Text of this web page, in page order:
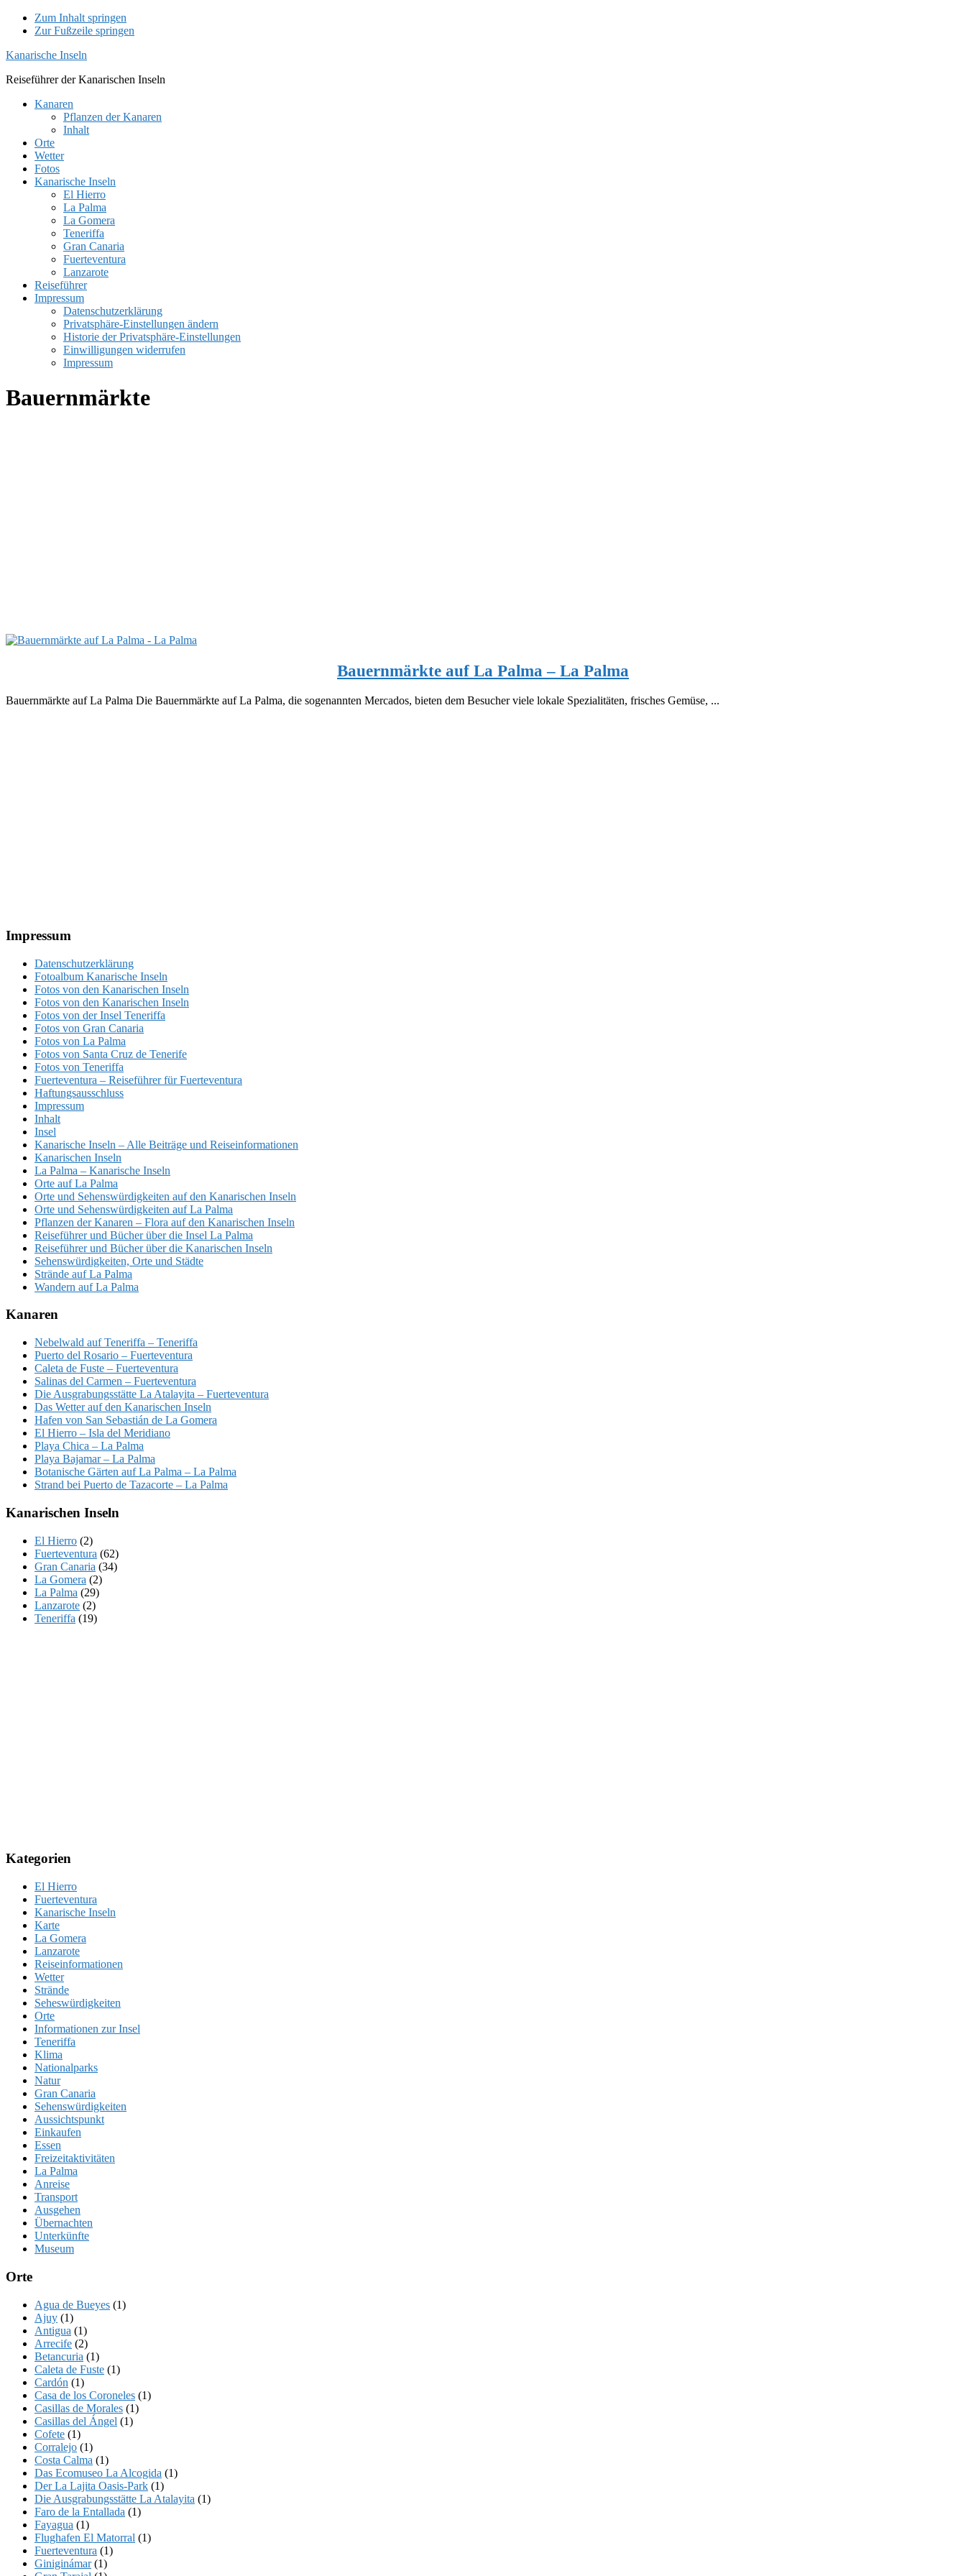
Zum Inhalt springen
Zur Fußzeile springen
Kanarische Inseln
Reiseführer der Kanarischen Inseln
Kanaren
Pflanzen der Kanaren
Inhalt
Orte
Wetter
Fotos
Kanarische Inseln
El Hierro
La Palma
La Gomera
Teneriffa
Gran Canaria
Fuerteventura
Lanzarote
Reiseführer
Impressum
Datenschutzerklärung
Privatsphäre-Einstellungen ändern
Historie der Privatsphäre-Einstellungen
Einwilligungen widerrufen
Impressum
Bauernmärkte
Bauernmärkte auf La Palma – La Palma
Bauernmärkte auf La Palma Die Bauernmärkte auf La Palma, die sogenannten Mercados, bieten dem Besucher viele lokale Spezialitäten, frisches Gemüse, ...
Footer
Impressum
Datenschutzerklärung
Fotoalbum Kanarische Inseln
Fotos von den Kanarischen Inseln
Fotos von den Kanarischen Inseln
Fotos von der Insel Teneriffa
Fotos von Gran Canaria
Fotos von La Palma
Fotos von Santa Cruz de Tenerife
Fotos von Teneriffa
Fuerteventura – Reiseführer für Fuerteventura
Haftungsausschluss
Impressum
Inhalt
Insel
Kanarische Inseln – Alle Beiträge und Reiseinformationen
Kanarischen Inseln
La Palma – Kanarische Inseln
Orte auf La Palma
Orte und Sehenswürdigkeiten auf den Kanarischen Inseln
Orte und Sehenswürdigkeiten auf La Palma
Pflanzen der Kanaren – Flora auf den Kanarischen Inseln
Reiseführer und Bücher über die Insel La Palma
Reiseführer und Bücher über die Kanarischen Inseln
Sehenswürdigkeiten, Orte und Städte
Strände auf La Palma
Wandern auf La Palma
Kanaren
Nebelwald auf Teneriffa – Teneriffa
Puerto del Rosario – Fuerteventura
Caleta de Fuste – Fuerteventura
Salinas del Carmen – Fuerteventura
Die Ausgrabungsstätte La Atalayita – Fuerteventura
Das Wetter auf den Kanarischen Inseln
Hafen von San Sebastián de La Gomera
El Hierro – Isla del Meridiano
Playa Chica – La Palma
Playa Bajamar – La Palma
Botanische Gärten auf La Palma – La Palma
Strand bei Puerto de Tazacorte – La Palma
Kanarischen Inseln
El Hierro (2)
Fuerteventura (62)
Gran Canaria (34)
La Gomera (2)
La Palma (29)
Lanzarote (2)
Teneriffa (19)
Kategorien
El Hierro
Fuerteventura
Kanarische Inseln
Karte
La Gomera
Lanzarote
Reiseinformationen
Wetter
Strände
Seheswürdigkeiten
Orte
Informationen zur Insel
Teneriffa
Klima
Nationalparks
Natur
Gran Canaria
Sehenswürdigkeiten
Aussichtspunkt
Einkaufen
Essen
Freizeitaktivitäten
La Palma
Anreise
Transport
Ausgehen
Übernachten
Unterkünfte
Museum
Orte
Agua de Bueyes (1)
Ajuy (1)
Antigua (1)
Arrecife (2)
Betancuria (1)
Caleta de Fuste (1)
Cardón (1)
Casa de los Coroneles (1)
Casillas de Morales (1)
Casillas del Ángel (1)
Cofete (1)
Corralejo (1)
Costa Calma (1)
Das Ecomuseo La Alcogida (1)
Der La Lajita Oasis-Park (1)
Die Ausgrabungsstätte La Atalayita (1)
Faro de la Entallada (1)
Fayagua (1)
Flughafen El Matorral (1)
Fuerteventura (1)
Giniginámar(1)